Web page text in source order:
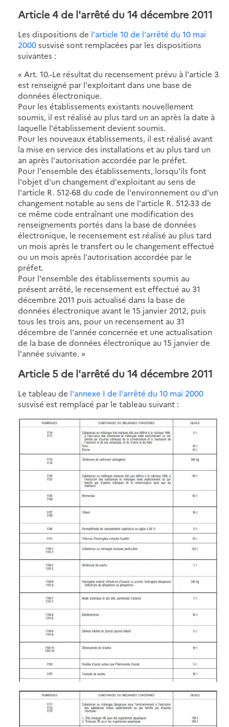
Article 4 de l'arrêté du 14 décembre 2011
Les dispositions de l'article 10 de l'arrêté du 10 mai
2000susvisé sont remplacées par les dispositions
suivantes :
« Art. 10.-Le résultat du recensement prévu à l'article 3
est renseigné par l'exploitant dans une base de
données électronique.
Pour les établissements existants nouvellement
soumis, il est réalisé au plus tard un an après la date à
laquelle l'établissement devient soumis.
Pour les nouveaux établissements, il est réalisé avant
la mise en service des installations et au plus tard un
an après l'autorisation accordée par le préfet.
Pour l'ensemble des établissements, lorsqu'ils font
l'objet d'un changement d'exploitant au sens de
l'article R. 512-68 du code de l'environnement ou d'un
changement notable au sens de l'article R. 512-33 de
ce même code entraînant une modification des
renseignements portés dans la base de données
électronique, le recensement est réalisé au plus tard
un mois après le transfert ou le changement effectué
ou un mois après l'autorisation accordée par le
préfet.
Pour l'ensemble des établissements soumis au
présent arrêté, le recensement est effectué au 31
décembre 2011 puis actualisé dans la base de
données électronique avant le 15 janvier 2012, puis
tous les trois ans, pour un recensement au 31
décembre de l'année concernée et une actualisation
de la base de données électronique au 15 janvier de
l'année suivante. »
Article 5 de l'arrêté du 14 décembre 2011
Le tableau de l'annexe I de l'arrêté du 10 mai 2000
susvisé est remplacé par le tableau suivant :